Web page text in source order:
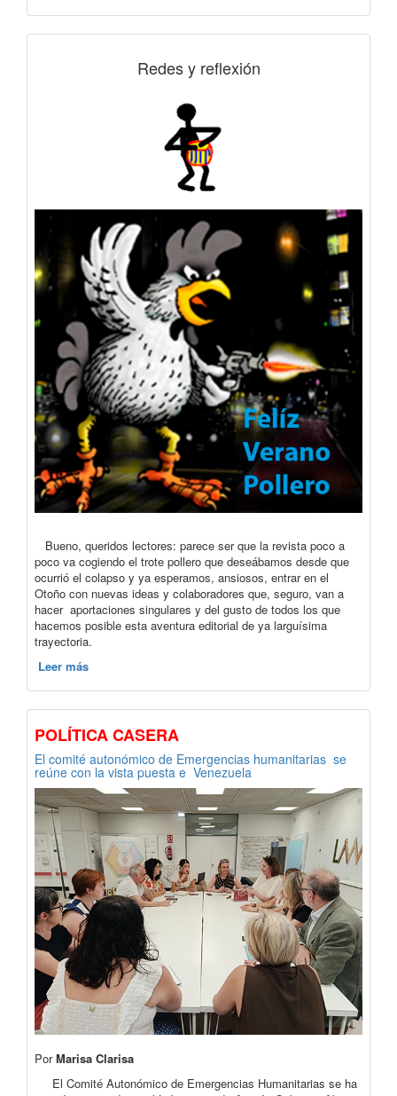
Redes y reflexión
Bueno, queridos lectores: parece ser que la revista poco a
poco va cogiendo el trote pollero que deseábamos desde que
ocurrió el colapso y ya esperamos, ansiosos, entrar en el
Otoño con nuevas ideas y colaboradores que, seguro, van a
hacer aportaciones singulares y del gusto de todos los que
hacemos posible esta aventura editorial de ya larguísima
trayectoria.
Leer más
POLÍTICA CASERA
El comité autonómico de Emergencias humanitarias se
reúne con la vista puesta e Venezuela
PorMarisa Clarisa
El Comité Autonómico de Emergencias Humanitarias se ha